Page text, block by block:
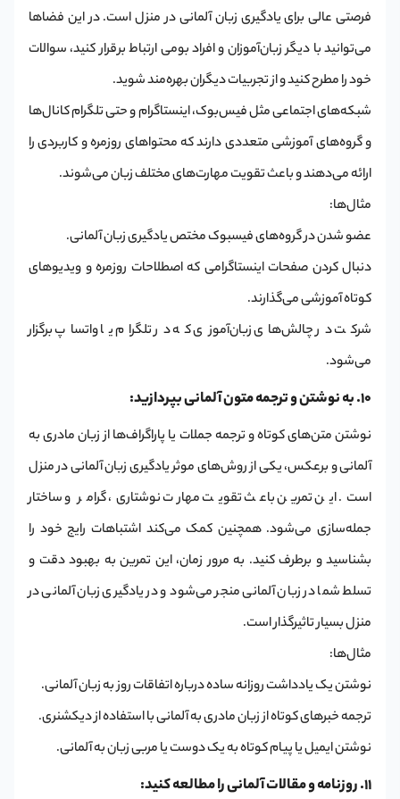
فرصتی عالی برای یادگیری زبان آلمانی در منزل است. در این فضاها
می‌توانید با دیگر زبان‌آموزان و افراد بومی ارتباط برقرار کنید، سوالات
خود را مطرح کنید و از تجربیات دیگران بهره‌مند شوید.
شبکه‌های اجتماعی مثل فیس‌بوک، اینستاگرام و حتی تلگرام کانال‌ها
و گروه‌های آموزشی متعددی دارند که محتواهای روزمره و کاربردی را
ارائه می‌دهند و باعث تقویت مهارت‌های مختلف زبان می‌شوند.
مثال‌ها:
عضو شدن در گروه‌های فیسبوک مختص یادگیری زبان آلمانی.
دنبال کردن صفحات اینستاگرامی که اصطلاحات روزمره و ویدیوهای
کوتاه آموزشی می‌گذارند.
شرکت در چالش‌های زبان‌آموزی که در تلگرام یا واتساپ برگزار
می‌شود.
10. به نوشتن و ترجمه متون آلمانی بپردازید:
نوشتن متن‌های کوتاه و ترجمه جملات یا پاراگراف‌ها از زبان مادری به
آلمانی و برعکس، یکی از روش‌های موثر یادگیری زبان آلمانی در منزل
است. این تمرین باعث تقویت مهارت نوشتاری، گرامر و ساختار
جمله‌سازی می‌شود. همچنین کمک می‌کند اشتباهات رایج خود را
بشناسید و برطرف کنید. به مرور زمان، این تمرین به بهبود دقت و
تسلط شما در زبان آلمانی منجر می‌شود و در یادگیری زبان آلمانی در
منزل بسیار تاثیرگذار است.
مثال‌ها:
نوشتن یک یادداشت روزانه ساده درباره اتفاقات روز به زبان آلمانی.
ترجمه خبرهای کوتاه از زبان مادری به آلمانی با استفاده از دیکشنری.
نوشتن ایمیل یا پیام کوتاه به یک دوست یا مربی زبان به آلمانی.
11. روزنامه و مقالات آلمانی را مطالعه کنید: